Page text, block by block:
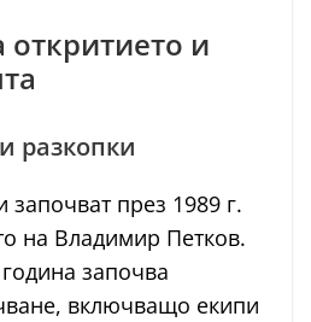
откритието и
разкопки
започват през 1989 г.
на Владимир Петков.
започва
включващо екипи